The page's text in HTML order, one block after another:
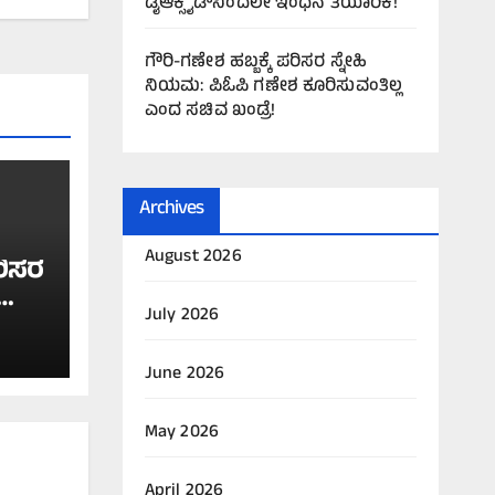
ಗೌರಿ-ಗಣೇಶ ಹಬ್ಬಕ್ಕೆ ಪರಿಸರ ಸ್ನೇಹಿ
ನಿಯಮ: ಪಿಓಪಿ ಗಣೇಶ ಕೂರಿಸುವಂತಿಲ್ಲ
ಎಂದ ಸಚಿವ ಖಂಡ್ರೆ!
Archives
August 2026
July 2026
June 2026
May 2026